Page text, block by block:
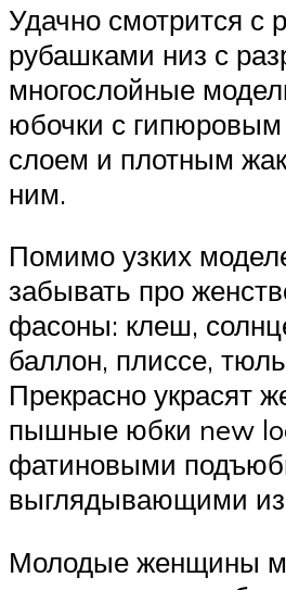
Удачно смотрится с
рубашками низ с
многослойные
юбочки с
слоем и плотным
ним.
Помимо узких
забывать про
фасоны: клеш,
баллон, плиссе,
Прекрасно украсят
пышные юбки new
фатиновыми
выглядывающими
Молодые женщины